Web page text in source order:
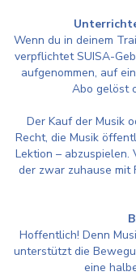
Wenn du in deinem
verpflichtet SUISA-
aufgenommen, auf
Abo gelöst
Der Kauf der Musik
Recht, die Musik
Lektion – abzuspielen.
der zwar zuhause mit
Hoffentlich! Denn
unterstützt die
eine